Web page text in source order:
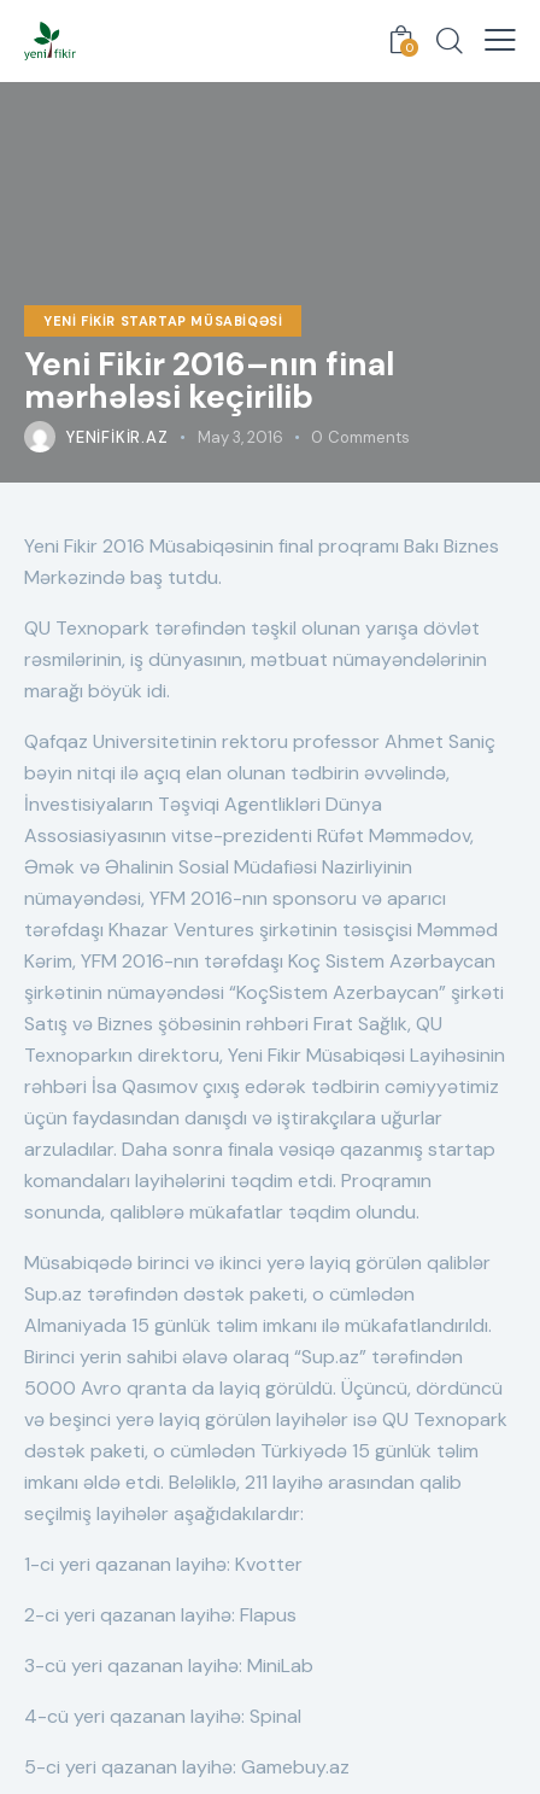
0
YENI FIKIR STARTAP MÜSABIQƏSI
Yeni Fikir 2016–nın final
mərhələsi keçirilib
YENIFIKIR.AZ May 3, 2016 0 Comments
Yeni Fikir 2016 Müsabiqəsinin final proqramı Bakı Biznes
Mərkəzində baş tutdu.
QU Texnopark tərəfindən təşkil olunan yarışa dövlət
rəsmilərinin, iş dünyasının, mətbuat nümayəndələrinin
marağı böyük idi.
Qafqaz Universitetinin rektoru professor Ahmet Saniç
bəyin nitqi ilə açıq elan olunan tədbirin əvvəlində,
İnvestisiyaların Təşviqi Agentlikləri Dünya
Assosiasiyasının vitse-prezidenti Rüfət Məmmədov,
Əmək və Əhalinin Sosial Müdafiəsi Nazirliyinin
nümayəndəsi, YFM 2016-nın sponsoru və aparıcı
tərəfdaşı Khazar Ventures şirkətinin təsisçisi Məmməd
Kərim, YFM 2016-nın tərəfdaşı Koç Sistem Azərbaycan
şirkətinin nümayəndəsi “KoçSistem Azerbaycan” şirkəti
Satış və Biznes şöbəsinin rəhbəri Fırat Sağlık, QU
Texnoparkın direktoru, Yeni Fikir Müsabiqəsi Layihəsinin
rəhbəri İsa Qasımov çıxış edərək tədbirin cəmiyyətimiz
üçün faydasından danışdı və iştirakçılara uğurlar
arzuladılar. Daha sonra finala vəsiqə qazanmış startap
komandaları layihələrini təqdim etdi. Proqramın
sonunda, qaliblərə mükafatlar təqdim olundu.
Müsabiqədə birinci və ikinci yerə layiq görülən qaliblər
Sup.az tərəfindən dəstək paketi, o cümlədən
Almaniyada 15 günlük təlim imkanı ilə mükafatlandırıldı.
Birinci yerin sahibi əlavə olaraq “Sup.az” tərəfindən
5000 Avro qranta da layiq görüldü. Üçüncü, dördüncü
və beşinci yerə layiq görülən layihələr isə QU Texnopark
dəstək paketi, o cümlədən Türkiyədə 15 günlük təlim
imkanı əldə etdi. Beləliklə, 211 layihə arasından qalib
seçilmiş layihələr aşağıdakılardır:
1-ci yeri qazanan layihə: Kvotter
2-ci yeri qazanan layihə: Flapus
3-cü yeri qazanan layihə: MiniLab
4-cü yeri qazanan layihə: Spinal
5-ci yeri qazanan layihə: Gamebuy.az